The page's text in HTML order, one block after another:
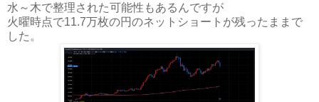
水～木で整理された可能性もあるんですが
火曜時点で11.7万枚の円のネットショートが残ったままで
した。